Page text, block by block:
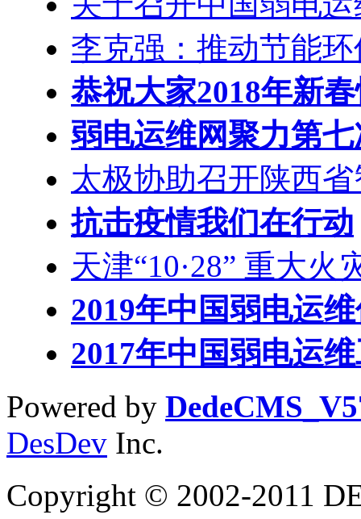
李克强：推动节能
恭祝大家2018年新
弱电运维网聚力第
太极协助召开陕西
抗击疫情我们在行动
天津“10·28” 重大火
2019年中国弱电运
2017年中国弱电运
Powered by
DesDev Inc.
Copyright © 2002-2011